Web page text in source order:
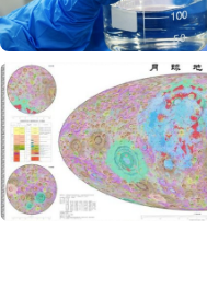
Indonesia• 07 Aug 2026
Iptek
AI kini bisa merancang
ilmuwan berhasil
baru
Indonesia •07 Aug 2026